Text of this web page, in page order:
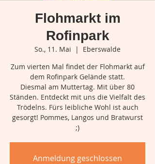
Flohmarkt im
Rofinpark
So., 11. Mai
  |
Eberswalde
Zum vierten Mal findet der Flohmarkt auf
dem Rofinpark Gelände statt.
Diesmal am Muttertag. Mit über 80
Ständen. Entdeckt mit uns die Vielfalt des
Trödelns. Fürs leibliche Wohl ist auch
gesorgt! Pommes, Langos und Bratwurst
;)
Anmeldung geschlossen